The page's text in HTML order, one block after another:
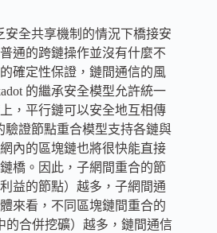
安全共享機制的情況下橋接安
通的跨鏈操作並沒有什麼不
確定性保證，鏈間通信的風
的繼承安全模型允許統一
，平行鏈可以安全地互相傳
驗證節點重合模型支持各鏈與
內的區塊鏈也將很快能直接
橋。因此，子網間重合的節
益的節點）越多，子網間通
來看，不同區塊鏈間重合的
的合併挖礦）越多，鏈間通信